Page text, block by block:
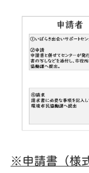
※申請書（様